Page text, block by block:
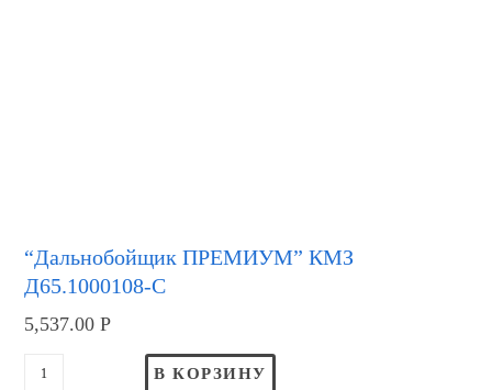
“Дальнобойщик ПРЕМИУМ” КМЗ
Д65.1000108-С
5,537.00Р
В КОРЗИНУ